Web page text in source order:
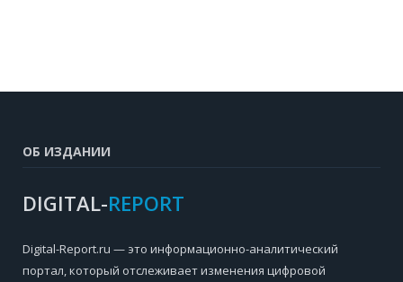
ОБ ИЗДАНИИ
DIGITAL-REPORT
Digital-Report.ru — это информационно-аналитический
портал, который отслеживает изменения цифровой